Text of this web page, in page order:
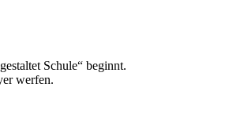
Schule“ beginnt.
werfen.